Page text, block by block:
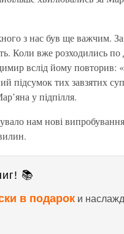
з нас був ще важчим.
Коли вже розходились по
вслід йому
підсумок тих завзятих
у підпілля.
нам нові
📚
в подарок и